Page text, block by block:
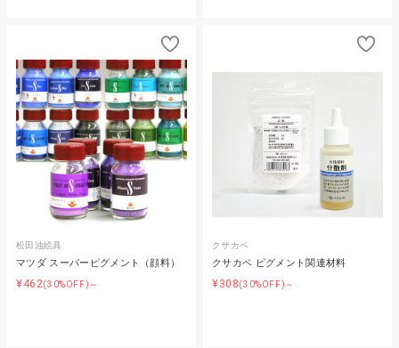
松田油絵具
マツダ スーパーピグメント（顔料）
¥462(30%OFF)～
クサカベ
クサカベ ピグメント関連材料
¥308(30%OFF)～